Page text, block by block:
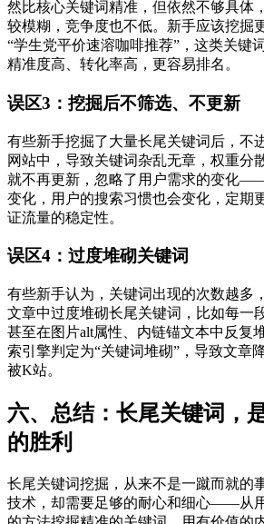
然比核心关键词精准，但依然不够具体
较模糊，竞争度也不低。新手应该挖掘
“学生党平价速溶咖啡推荐”，这类关键
精准度高、转化率高，更容易排名。
误区3：挖掘后不筛选、不更新
有些新手挖掘了大量长尾关键词后，不
网站中，导致关键词杂乱无章，权重分
就不再更新，忽略了用户需求的变化
变化，用户的搜索习惯也会变化，定期
证流量的稳定性。
误区4：过度堆砌关键词
有些新手认为，关键词出现的次数越多
文章中过度堆砌长尾关键词，比如每一
甚至在图片alt属性、内链锚文本中反复
索引擎判定为“关键词堆砌”，导致文章
被K站。
六、总结：长尾关键词，
的胜利
长尾关键词挖掘，从来不是一蹴而就的
技术，却需要足够的耐心和细心——从